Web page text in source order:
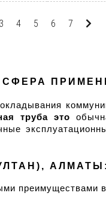
3 4 5 6 7
труба это
преимуществами